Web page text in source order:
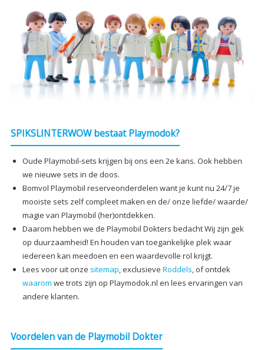
SPIKSLINTERWOW bestaat Playmodok?
Oude Playmobil-sets krijgen bij ons een 2e kans. Ook hebben
we nieuwe sets in de doos.
Bomvol Playmobil reserveonderdelen want je kunt nu 24/7 je
mooiste sets zelf compleet maken en de/ onze liefde/ waarde/
magie van Playmobil (her)ontdekken.
Daarom hebben we de Playmobil Dokters bedacht Wij zijn gek
op duurzaamheid! En houden van toegankelijke plek waar
iedereen kan meedoen en een waardevolle rol krijgt.
Lees voor uit onze sitemap , exclusieve Roddels , of ontdek
waarom we trots zijn op Playmodok.nl en lees ervaringen van
andere klanten.
Voordelen van de Playmobil Dokter